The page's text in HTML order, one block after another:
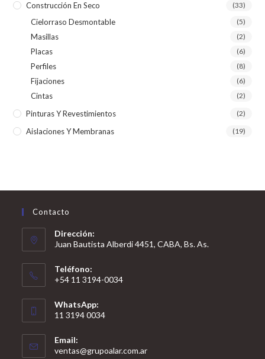
Construcción En Seco (33)
Cielorraso Desmontable (5)
Masillas (2)
Placas (6)
Perfiles (8)
Fijaciones (6)
Cintas (2)
Pinturas Y Revestimientos (2)
Aislaciones Y Membranas (19)
Contacto
Dirección:
Juan Bautista Alberdi 4451, CABA, Bs. As.
Teléfono:
+54 11 3194-0034
WhatsApp:
11 3194 0034
Email:
ventas@grupoalar.com.ar